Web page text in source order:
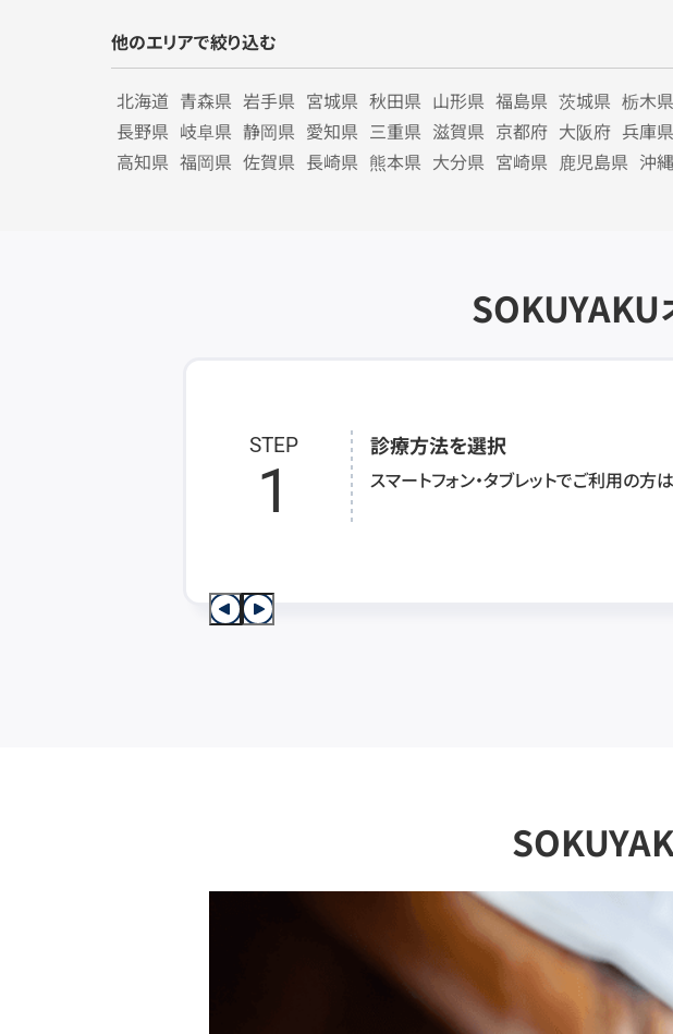
他のエリアで絞り込む
北海道 青森県 岩手県 宮城県 秋田県 山形県 福島県 茨城県 栃木県
長野県 岐阜県 静岡県 愛知県 三重県 滋賀県 京都府 大阪府 兵庫県
高知県 福岡県 佐賀県 長崎県 熊本県 大分県 宮崎県 鹿児島県 沖
SOKUYAKU
STEP
1
診療方法を選択
スマートフォン・タブレットでご利用の方